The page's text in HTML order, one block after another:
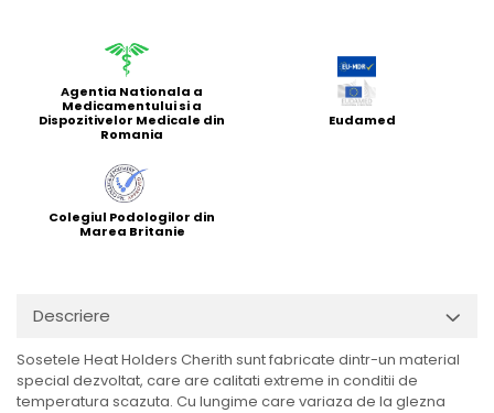
Agentia Nationala a
Medicamentului si a
Dispozitivelor Medicale din
Romania
Eudamed
Colegiul Podologilor din
Marea Britanie
Descriere
Sosetele Heat Holders Cherith sunt fabricate dintr-un material
special dezvoltat, care are calitati extreme in conditii de
temperatura scazuta. Cu lungime care variaza de la glezna